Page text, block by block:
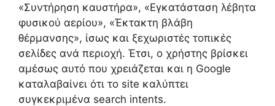
«Συντήρηση καυστήρα», «Εγκατάσταση λέβητα
φυσικού αερίου», «Έκτακτη βλάβη
θέρμανσης», ίσως και ξεχωριστές τοπικές
σελίδες ανά περιοχή. Έτσι, ο χρήστης βρίσκει
αμέσως αυτό που χρειάζεται και η Google
καταλαβαίνει ότι το site καλύπτει
συγκεκριμένα search intents.